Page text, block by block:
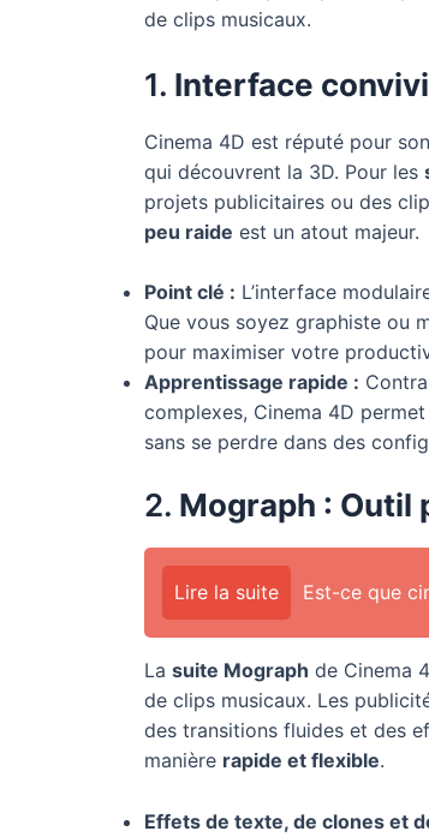
de clips musicaux.
1. Interface
Cinema 4D est réputé pour son
qui découvrent la 3D. Pour les
projets publicitaires ou des
peu raide est un atout majeur.
Point clé : L’interface
Que vous soyez graphiste ou
pour maximiser votre
Apprentissage rapide :
complexes, Cinema 4D
sans se perdre dans des
2. Mograph : Outil
Lire la suite Est-ce que
La suite Mograph de Cinema
de clips musicaux. Les
des transitions fluides et des
manière rapide et flexible.
Effets de texte, de clones et